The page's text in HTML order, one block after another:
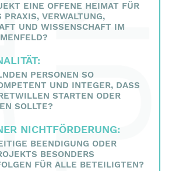
EINE OFFENE HEIMAT FÜR
PRAXIS, VERWALTUNG,
UND WISSENSCHAFT IM
PERSONEN SO
UND INTEGER, DASS
STARTEN ODER
SOLLTE?
NICHTFÖRDERUNG:
BEENDIGUNG ODER
BESONDERS
FÜR ALLE BETEILIGTEN?